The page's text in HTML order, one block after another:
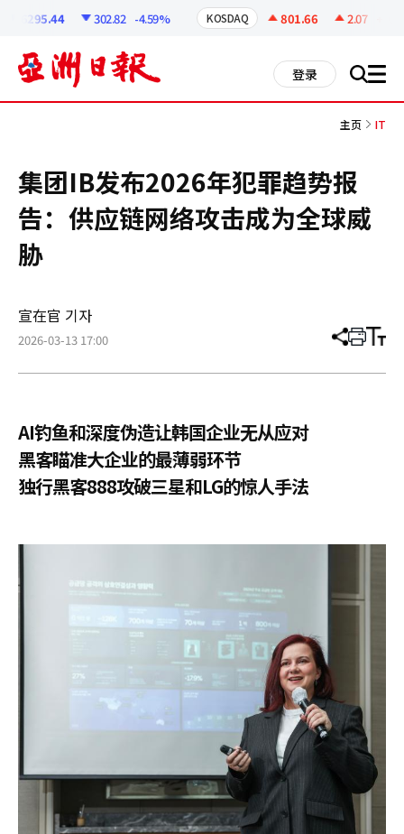
6295.44 302.82 -4.59% KOSDAQ 801.66 2.07 +0.26%
登录 搜 all
主页 IT
集团IB发布2026年犯罪趋势报
告：供应链网络攻击成为全球威
胁
宣在官 기자
2026-03-13 17:00 分
章
打 调
小
AI钓鱼和深度伪造让韩国企业无从应对
黑客瞄准大企业的最薄弱环节
独行黑客888攻破三星和LG的惊人手法